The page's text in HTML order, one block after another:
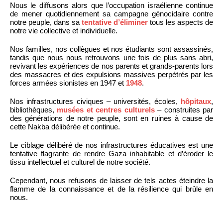
Nous le diffusons alors que l’occupation israélienne continue
de mener quotidiennement sa campagne génocidaire contre
notre peuple, dans sa tentative d’éliminer tous les aspects de
notre vie collective et individuelle.
Nos familles, nos collègues et nos étudiants sont assassinés,
tandis que nous nous retrouvons une fois de plus sans abri,
revivant les expériences de nos parents et grands-parents lors
des massacres et des expulsions massives perpétrés par les
forces armées sionistes en 1947 et 1948.
Nos infrastructures civiques – universités, écoles, hôpitaux,
bibliothèques, musées et centres culturels– construites par
des générations de notre peuple, sont en ruines à cause de
cette Nakba délibérée et continue.
Le ciblage délibéré de nos infrastructures éducatives est une
tentative flagrante de rendre Gaza inhabitable et d’éroder le
tissu intellectuel et culturel de notre société.
Cependant, nous refusons de laisser de tels actes éteindre la
flamme de la connaissance et de la résilience qui brûle en
nous.